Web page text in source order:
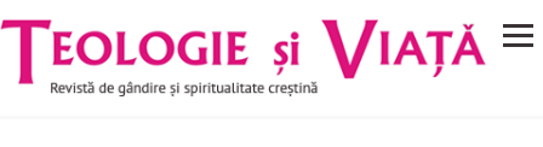
Mergi la conţinutul principal
Navigare
principală